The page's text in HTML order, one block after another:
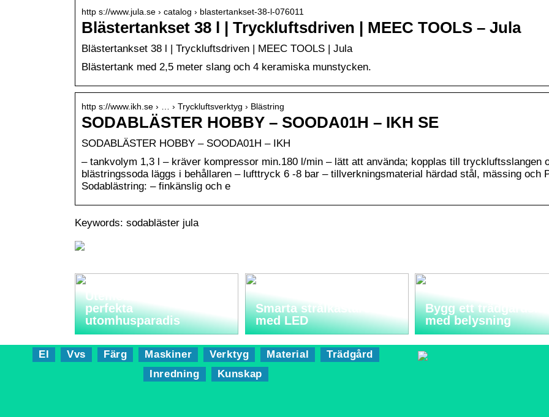
http s://www.jula.se › catalog › blastertankset-38-l-076011
Blästertankset 38 l | Tryckluftsdriven | MEEC TOOLS – Jula
Blästertankset 38 l | Tryckluftsdriven | MEEC TOOLS | Jula
Blästertank med 2,5 meter slang och 4 keramiska munstycken.
http s://www.ikh.se › … › Tryckluftsverktyg › Blästring
SODABLÄSTER HOBBY – SOODA01H – IKH SE
SODABLÄSTER HOBBY – SOODA01H – IKH
– tankvolym 1,3 l – kräver kompressor min.180 l/min – lätt att använda; kopplas till tryckluftsslangen
blästringssoda läggs i behållaren – lufttryck 6 -8 bar – tillverkningsmaterial härdad stål, mässing och
Sodablästring: – finkänslig och e
Keywords: sodabläster jula
Utemöbler: Skapa ditt
perfekta
utomhusparadis
Smarta strålkastare
med LED
Bygg ett
med belysning
El Vvs Färg Maskiner Verktyg Material
Trädgård
Inredning
Kunskap